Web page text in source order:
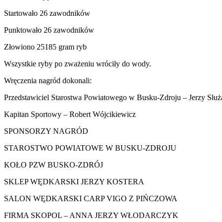
Startowało 26 zawodników
Punktowało 26 zawodników
Złowiono 25185 gram ryb
Wszystkie ryby po zważeniu wróciły do wody.
Wręczenia nagród dokonali:
Przedstawiciel Starostwa Powiatowego w Busku-Zdroju – Jerzy
Kapitan Sportowy – Robert Wójcikiewicz
SPONSORZY NAGRÓD
STAROSTWO POWIATOWE W BUSKU-ZDROJU
KOŁO PZW BUSKO-ZDRÓJ
SKLEP WĘDKARSKI JERZY KOSTERA
SALON WĘDKARSKI CARP VIGO Z PIŃCZOWA
FIRMA SKOPOL – ANNA JERZY WŁODARCZYK